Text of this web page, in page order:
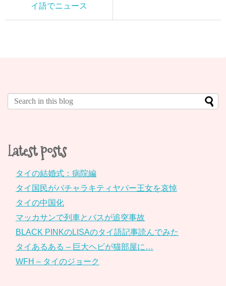
イ語でニュース
Latest posts
タイの結婚式：病院編
タイ国民がパチャラキティヤパー王女を哀悼
タイの中国化
マッカサンで列車とバスが追突事故
BLACK PINKのLISAのタイ語記事読んでみた
タイあるある – 巨大ヘビが猫部屋に…
WFH – タイのジョーク